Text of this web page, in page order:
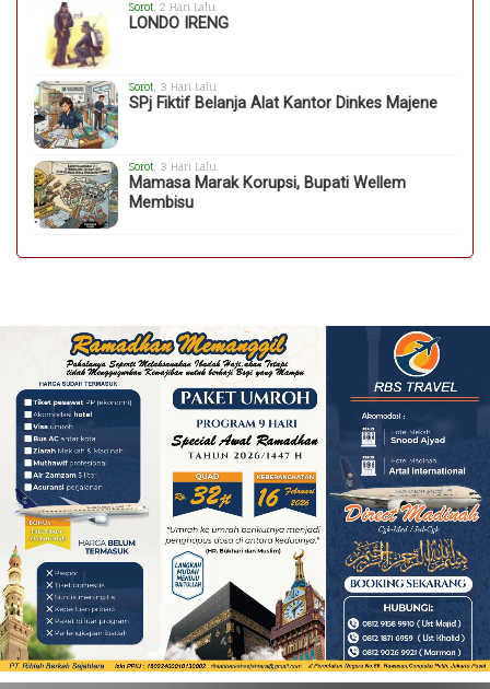
Sorot, 2 Hari Lalu
LONDO IRENG
Sorot , 3 Hari Lalu
SPj Fiktif Belanja Alat Kantor Dinkes Majene
Sorot , 3 Hari Lalu
Mamasa Marak Korupsi, Bupati Wellem
Membisu